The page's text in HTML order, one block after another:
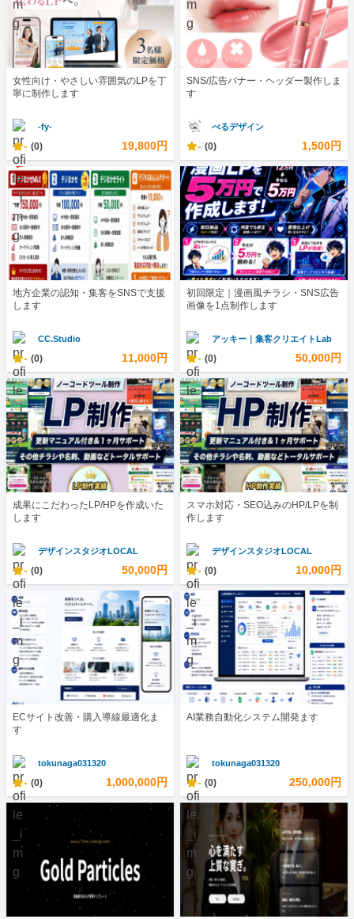
女性向け・やさしい雰囲気のLPを丁
寧に制作します
-fy-
- (0) 19,800円
SNS/広告バナー・ヘッダー製作しま
す
べるデザイン
- (0) 1,500円
地方企業の認知・集客をSNSで支援
します
CC.Studio
- (0) 11,000円
初回限定｜漫画風チラシ・SNS広告
画像を1点制作します
アッキー｜集客クリエイトLab
- (0) 50,000円
成果にこだわったLP/HPを作成いた
します
デザインスタジオLOCAL
- (0) 50,000円
スマホ対応・SEO込みのHP/LPを制
作します
デザインスタジオLOCAL
- (0) 10,000円
ECサイト改善・購入導線最適化ま
す
tokunaga031320
- (0) 1,000,000円
AI業務自動化システム開発ます
tokunaga031320
- (0) 250,000円